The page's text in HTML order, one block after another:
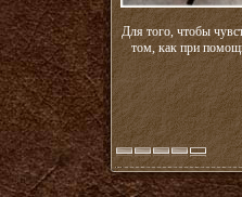
Для того, чтобы
том, как при